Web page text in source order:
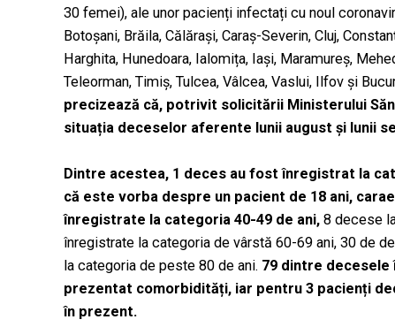
30 femei), ale unor pacienți infectați cu noul
Botoșani, Brăila, Călărași, Caraș-Severin, Cluj,
Harghita, Hunedoara, Ialomița, Iași, Maramureș,
Teleorman, Timiș, Tulcea, Vâlcea, Vaslui, Ilfov și
precizează că, potrivit solicitării Ministerului
situația deceselor aferente lunii august și lunii
Dintre acestea, 1 deces au fost înregistrat la
că este vorba despre un pacient de 18 ani,
înregistrate la categoria 40-49 de ani, 8 decese
înregistrate la categoria de vârstă 60-69 ani, 30 de
la categoria de peste 80 de ani. 79 dintre
prezentat comorbidități, iar pentru 3 pacienți
în prezent.